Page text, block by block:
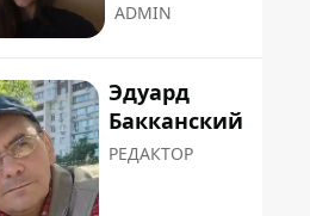
ADMIN
Эдуард
Бакканский
РЕДАКТОР